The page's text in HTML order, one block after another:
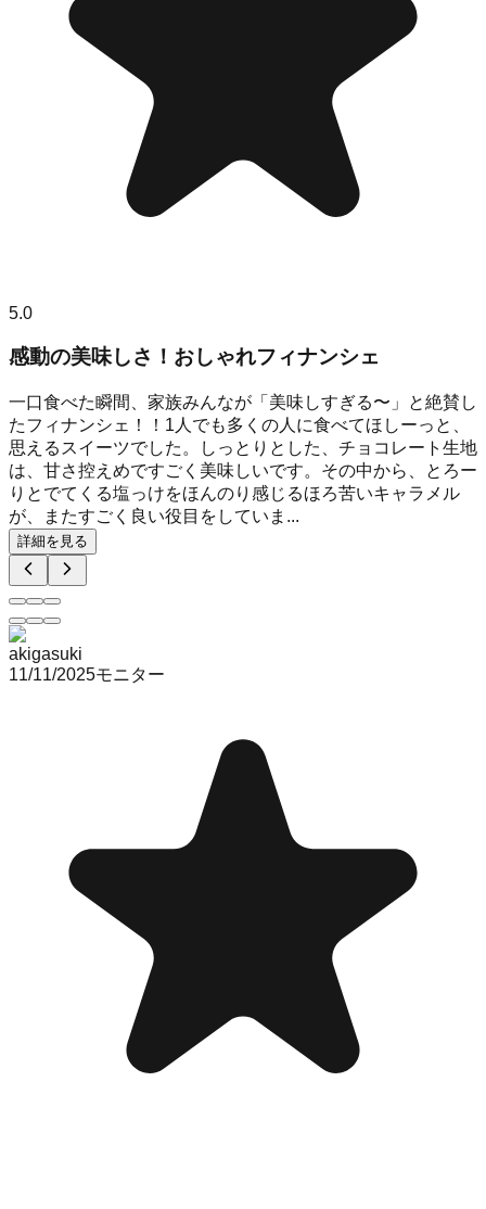
5.0
感動の美味しさ！おしゃれフィナンシェ
一口食べた瞬間、家族みんなが「美味しすぎる〜」と絶賛し
たフィナンシェ！！1人でも多くの人に食べてほしーっと、
思えるスイーツでした。しっとりとした、チョコレート生地
は、甘さ控えめですごく美味しいです。その中から、とろー
りとでてくる塩っけをほんのり感じるほろ苦いキャラメル
が、またすごく良い役目をしていま...
詳細を見る
akigasuki
11/11/2025モニター